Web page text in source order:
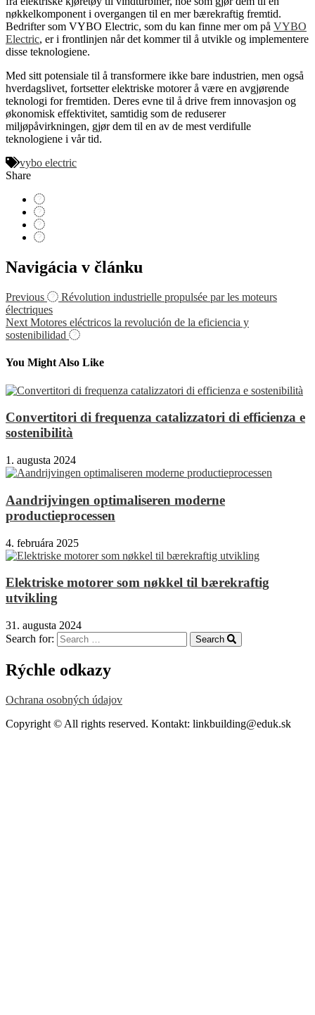
nøkkelkomponent i overgangen til en mer bærekraftig fremtid.
Bedrifter som VYBO Electric, som du kan finne mer om på VYBO
Electric, er i frontlinjen når det kommer til å utvikle og implementere
disse teknologiene.
Med sitt potensiale til å transformere ikke bare industrien, men også
hverdagslivet, fortsetter elektriske motorer å være en avgjørende
teknologi for fremtiden. Deres evne til å drive frem innovasjon og
økonomisk effektivitet, samtidig som de reduserer
miljøpåvirkningen, gjør dem til en av de mest verdifulle
teknologiene i vår tid.
vybo electric
Share
Navigácia v článku
Previous
Révolution industrielle propulsée par les moteurs
électriques
Next Motores eléctricos la revolución de la eficiencia y
sostenibilidad
You Might Also Like
Convertitori di frequenza catalizzatori di efficienza e
sostenibilità
1. augusta 2024
Aandrijvingen optimaliseren moderne
productieprocessen
4. februára 2025
Elektriske motorer som nøkkel til bærekraftig
utvikling
31. augusta 2024
Search for:
Search
Rýchle odkazy
Ochrana osobných údajov
Copyright © All rights reserved. Kontakt: linkbuilding@eduk.sk